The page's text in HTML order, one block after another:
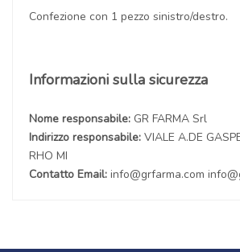
Confezione con 1 pezzo sinistro/destro.
Informazioni sulla sicurezza
Nome responsabile: GR FARMA Srl
Indirizzo responsabile: VIALE A.DE
RHO MI
Contatto Email: info@grfarma.com